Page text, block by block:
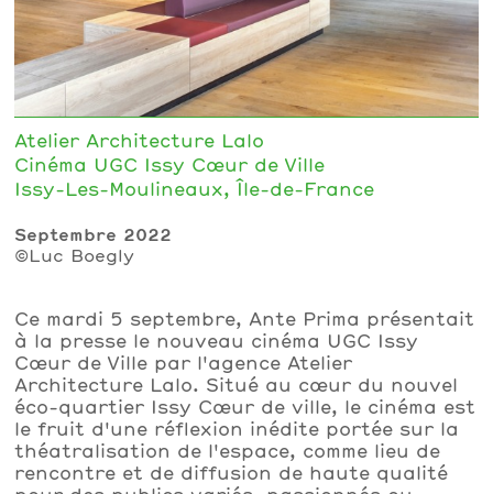
Atelier Architecture Lalo
Cinéma UGC Issy Cœur de Ville
Issy-Les-Moulineaux, Île-de-France
Septembre 2022
©Luc Boegly
Ce mardi 5 septembre, Ante Prima présentait
à la presse le nouveau cinéma UGC Issy
Cœur de Ville par l'agence Atelier
Architecture Lalo. Situé au cœur du nouvel
éco-quartier Issy Cœur de ville, le cinéma est
le fruit d'une réflexion inédite portée sur la
théatralisation de l'espace, comme lieu de
rencontre et de diffusion de haute qualité